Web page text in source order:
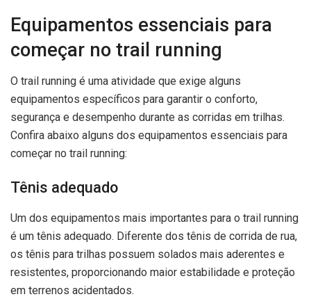
Equipamentos essenciais para
começar no trail running
O trail running é uma atividade que exige alguns
equipamentos específicos para garantir o conforto,
segurança e desempenho durante as corridas em trilhas.
Confira abaixo alguns dos equipamentos essenciais para
começar no trail running:
Tênis adequado
Um dos equipamentos mais importantes para o trail running
é um tênis adequado. Diferente dos tênis de corrida de rua,
os tênis para trilhas possuem solados mais aderentes e
resistentes, proporcionando maior estabilidade e proteção
em terrenos acidentados.